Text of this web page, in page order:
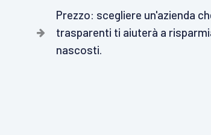
Prezzo: scegliere un'azienda
trasparenti ti aiuterà a
nascosti.